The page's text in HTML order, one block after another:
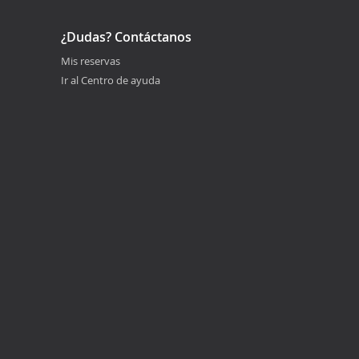
¿Dudas? Contáctanos
Mis reservas
Ir al Centro de ayuda